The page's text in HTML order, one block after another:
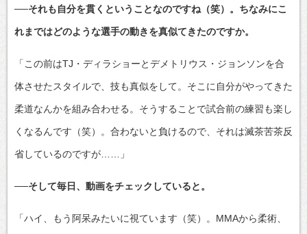
──それも自分を貫くということなのですね（笑）。ちなみにこ
れまではどのような選手の動きを真似てきたのですか。
「この前はTJ・ディラショーとデメトリウス・ジョンソンを合
体させたスタイルで、技も真似をして。そこに自分がやってきた
柔道なんかを組み合わせる。そうすることで試合前の練習も楽し
くなるんです（笑）。合わないと負けるので、それは滅茶苦茶反
省しているのですが……」
──そして毎日、動画をチェックしていると。
「ハイ、もう阿呆みたいに視ています（笑）。MMAから柔術、